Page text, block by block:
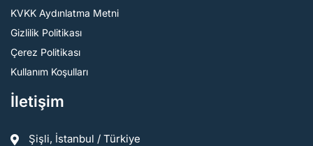
KVKK Aydınlatma Metni
Gizlilik Politikası
Çerez Politikası
Kullanım Koşulları
İletişim
Şişli, İstanbul / Türkiye